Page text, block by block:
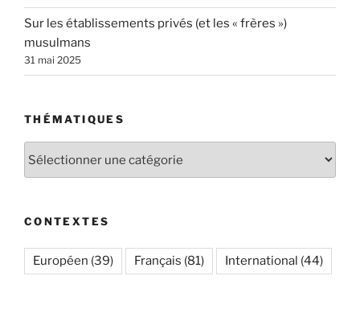
Sur les établissements privés (et les « frères »)
musulmans
31 mai 2025
THÉMATIQUES
CONTEXTES
Européen (39) Français (81) International (44)